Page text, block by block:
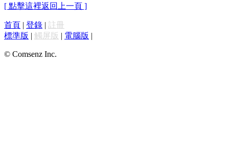
[ 點擊這裡返回上一頁 ]
首頁 | 登錄 | 註冊
標準版 | 觸屏版 | 電腦版 |
© Comsenz Inc.